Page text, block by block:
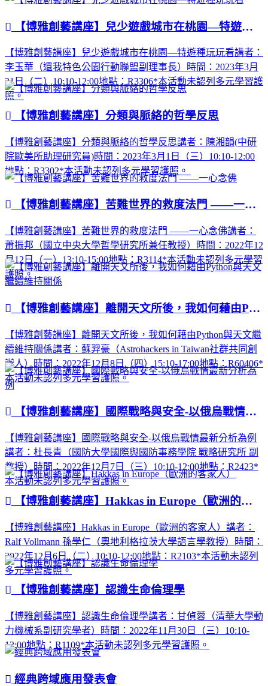
【博雅創藝講座】兒少遊戲城市在桃園—特遊種玩玩看
【博雅創藝講座】兒少遊戲城市在桃園—特遊種玩玩看講者：
李玉華（還我特色公園行動聯盟副理事長）時間：2023年3月
21日（二）10:10-12:00地點：R3306*本活動未認列多元學習護
照。
【博雅創藝講座】分類與脈絡的哲學反思
【博雅創藝講座】分類與脈絡的哲學反思講者：陳湘韻(中研
院歐美所助理研究員)時間：2023年3月1日（三）10:10-12:00
地點：R3302*本活動未認列多元學習護照。
【博雅創藝講座】苦難世界的救度法門 ——一心念佛
【博雅創藝講座】苦難世界的救度法門 ——一心念佛講者：
蕭振邦（國立中央大學哲學研究所兼任教授）時間：2022年12
月12日（一）13:10-15:00地點：R3114*本活動未認列多元學習
護照。
【博雅創藝講座】離開天文所後，我如何藉由Python與天文繼續維持關係
【博雅創藝講座】離開天文所後，我如何藉由Python與天文繼
續維持關係講者：蘇羿豪（Astrohackers in Taiwan社群共同創
辦人）時間：2022年12月8日（四）15:10-17:00地點：R60406*
本活動未認列多元學習護照。
【博雅創藝講座】國際戰略與安全-以俄烏戰情最新分析為例
【博雅創藝講座】國際戰略與安全-以俄烏戰情最新分析為例
講者：杜長青（國防大學國際與國防事務學院 戰略研究所 副
教授）時間：2022年12月7日（三）10:10-12:00地點：R2423*
本活動未認列多元學習護照。
【博雅創藝講座】Hakkas in Europe（歐洲的客家人）
【博雅創藝講座】Hakkas in Europe（歐洲的客家人）講者：
Ralf Vollmann 孫學仁（奧地利格拉茨大學語言學教授）時間：
2022年12月6日（二）10:10-12:00地點：R2103*本活動未認列
多元學習護照。
【博雅創藝講座】認識生命倫理學
【博雅創藝講座】認識生命倫理學講者：甘偵蓉（清華大學動
力機械系副研究學者）時間：2022年11月30日（三）10:10-
12:00地點：R1109*本活動未認列多元學習護照。
經典跨域應用發表會